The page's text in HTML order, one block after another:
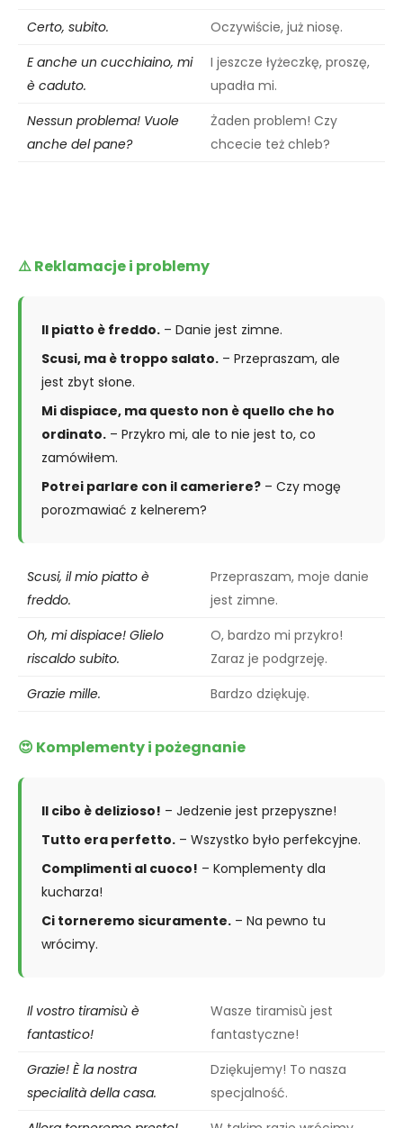
Certo, subito.
Oczywiście, już niosę.
E anche un cucchiaino, mi
è caduto.
I jeszcze łyżeczkę, proszę,
upadła mi.
Nessun problema! Vuole
anche del pane?
Żaden problem! Czy
chcecie też chleb?
⚠️ Reklamacje i problemy
Il piatto è freddo. – Danie jest zimne.
Scusi, ma è troppo salato. – Przepraszam, ale
jest zbyt słone.
Mi dispiace, ma questo non è quello che ho
ordinato. – Przykro mi, ale to nie jest to, co
zamówiłem.
Potrei parlare con il cameriere? – Czy mogę
porozmawiać z kelnerem?
Scusi, il mio piatto è
freddo.
Przepraszam, moje danie
jest zimne.
Oh, mi dispiace! Glielo
riscaldo subito.
O, bardzo mi przykro!
Zaraz je podgrzeję.
Grazie mille.
Bardzo dziękuję.
😍 Komplementy i pożegnanie
Il cibo è delizioso! – Jedzenie jest przepyszne!
Tutto era perfetto. – Wszystko było perfekcyjne.
Complimenti al cuoco! – Komplementy dla
kucharza!
Ci torneremo sicuramente. – Na pewno tu
wrócimy.
Il vostro tiramisù è
fantastico!
Wasze tiramisù jest
fantastyczne!
Grazie! È la nostra
specialità della casa.
Dziękujemy! To nasza
specjalność.